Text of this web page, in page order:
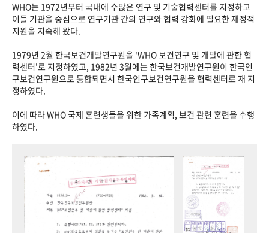
WHO는 1972년부터 국내에 수많은 연구 및 기술협력센터를 지정하고
이들 기관을 중심으로 연구기관 간의 연구와 협력 강화에 필요한 재정적
지원을 지속해 왔다.
1979년 2월 한국보건개발연구원을 'WHO 보건연구 및 개발에 관한 협
력센터'로 지정하였고, 1982년 3월에는 한국보건개발연구원이 한국인
구보건연구원으로 통합되면서 한국인구보건연구원을 협력센터로 재 지
정하였다.
이에 따라 WHO 국제 훈련생들을 위한 가족계획, 보건 관련 훈련을 수행
하였다.